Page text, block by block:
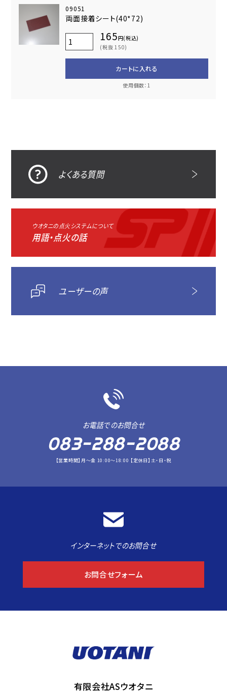
09051
両面接着シート(40*72)
165円(税込)
(税抜 150)
カートに入れる
使用個数：1
よくある質問
ウオタニの点火システムについて
用語・点火の話
ユーザーの声
お電話でのお問合せ
083-288-2088
【営業時間】月～金 10:00～18:00 【定休日】土・日・祝
インターネットでのお問合せ
お問合せフォーム
有限会社ASウオタニ